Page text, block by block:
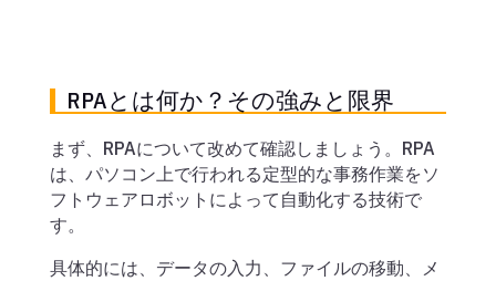
RPAとは何か？その強みと限界
まず、RPAについて改めて確認しましょう。RPA
は、パソコン上で行われる定型的な事務作業をソ
フトウェアロボットによって自動化する技術で
す。
具体的には、データの入力、ファイルの移動、メ